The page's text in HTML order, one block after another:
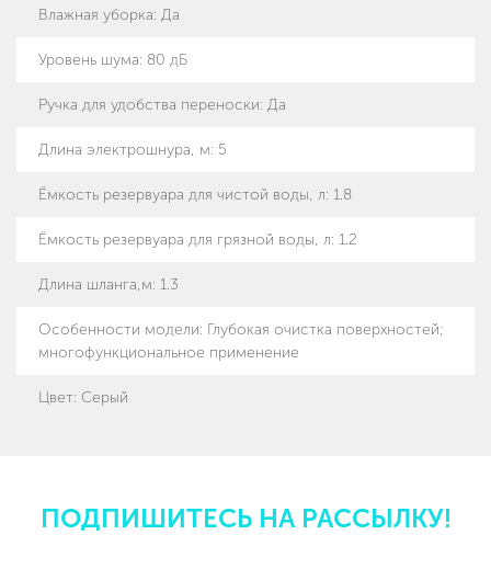
Влажная уборка: Да
Уровень шума: 80 дБ
Ручка для удобства переноски: Да
Длина электрошнура, м: 5
Ёмкость резервуара для чистой воды, л: 1.8
Ёмкость резервуара для грязной воды, л: 1.2
Длина шланга,м: 1.3
Особенности модели: Глубокая очистка поверхностей;
многофункциональное применение
Цвет: Серый
ПОДПИШИТЕСЬ НА РАССЫЛКУ!